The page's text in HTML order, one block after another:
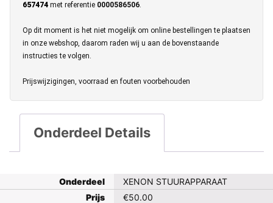
657474 met referentie 0000586506.
Op dit moment is het niet mogelijk om online bestellingen te plaatsen
in onze webshop, daarom raden wij u aan de bovenstaande
instructies te volgen.
Prijswijzigingen, voorraad en fouten voorbehouden
Onderdeel Details
Onderdeel
XENON STUURAPPARAAT
Prijs
€50.00